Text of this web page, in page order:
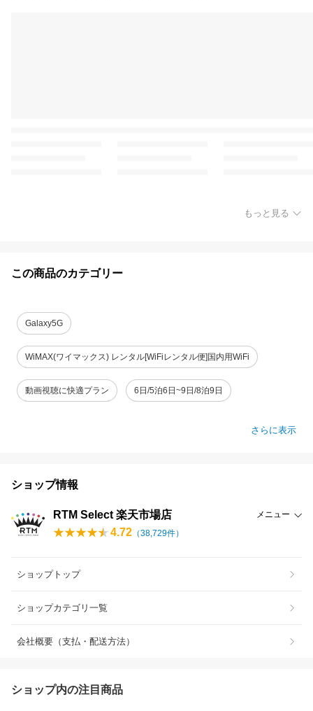
もっと見る
この商品のカテゴリー
Galaxy5G
WiMAX(ワイマックス) レンタル[WiFiレンタル便]国内用WiFi
動画視聴に快適プラン 6日/5泊6日~9日/8泊9日
さらに表示
ショップ情報
RTM Select 楽天市場店 メニュー
4.72 （38,729件）
ショップトップ
ショップカテゴリ一覧
会社概要（支払・配送方法）
ショップ内の注目商品